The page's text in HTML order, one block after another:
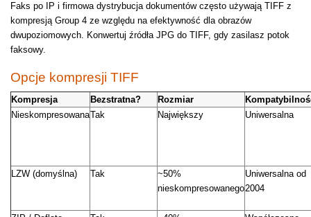
Faks po IP i firmowa dystrybucja dokumentów często używają TIFF z
kompresją Group 4 ze względu na efektywność dla obrazów
dwupoziomowych. Konwertuj źródła JPG do TIFF, gdy zasilasz potok
faksowy.
Opcje kompresji TIFF
Kompresja Bezstratna? Rozmiar
NieskompresowanaTak Największy Uniwersalna
LZW (domyślna) Tak
~50%
nieskompresowanego
Uniwersalna od
2004